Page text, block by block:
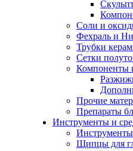
Соли и
Фехраль и
Трубки
Сетки
Компоненты
Прочие
Препараты
Инструменты и
Щипцы для